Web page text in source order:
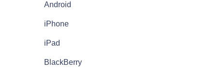
Android
iPhone
iPad
BlackBerry